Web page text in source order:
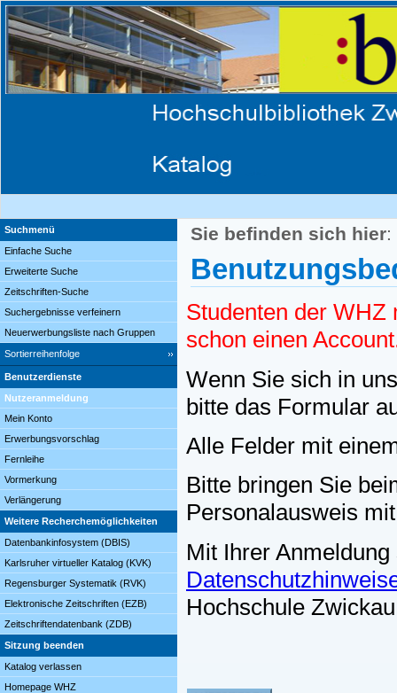
Suchmenü
Einfache Suche
Erweiterte Suche
Zeitschriften-Suche
Suchergebnisse verfeinern
Neuerwerbungsliste nach Gruppen
Sortierreihenfolge
Benutzerdienste
Nutzeranmeldung
Mein Konto
Erwerbungsvorschlag
Fernleihe
Vormerkung
Verlängerung
Weitere Recherchemöglichkeiten
Datenbankinfosystem (DBIS)
Karlsruher virtueller Katalog (KVK)
Regensburger Systematik (RVK)
Elektronische Zeitschriften (EZB)
Zeitschriftendatenbank (ZDB)
Sitzung beenden
Katalog verlassen
Homepage WHZ
Sie befinden sich hier:
Studenten der WHZ
schon einen
Wenn Sie sich in
bitte das Formular
Alle Felder mit
Bitte bringen Sie
Personalausweis
Mit Ihrer
Hochschule